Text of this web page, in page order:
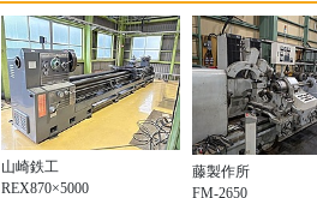
山崎鉄工
REX870×5000
藤製作所
FM-2650